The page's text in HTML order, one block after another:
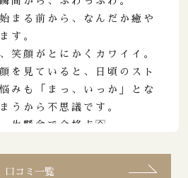
ドスパの時は不覚にも気持
て、一瞬寝てしまったと思
ヘッドスパ前後の全身マッサ
持ちよく、また必ずタイミ
せて行きたいと思ってます!
ん、ショートカットでとて
しく、次回ももちろんタイ
まる前から、なんだか癒や
す。
笑顔がとにかくカワイイ。
を見ていると、日頃のスト
みも「まっ、いっか」とな
うから不思議です。
生懸命で合格点🈴
口コミ一覧